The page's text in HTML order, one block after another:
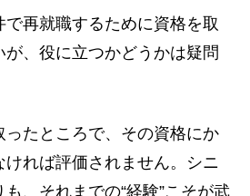
で再就職するために資格を取
が、役に立つかどうかは疑問
ったところで、その資格にか
れば評価されません。シニ
、それまでの“経験”こそが武